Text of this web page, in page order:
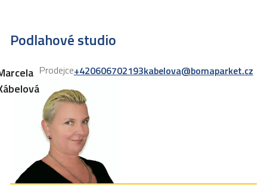
Podlahové studio
Prodejce+420606702193kabelova@bomaparket.cz